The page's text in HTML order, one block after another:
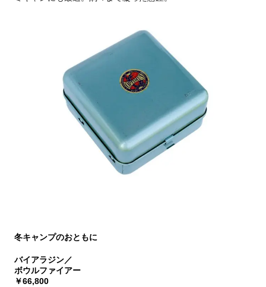
冬キャンプのおともに
バイアラジン／
ボウルファイアー
￥66,800